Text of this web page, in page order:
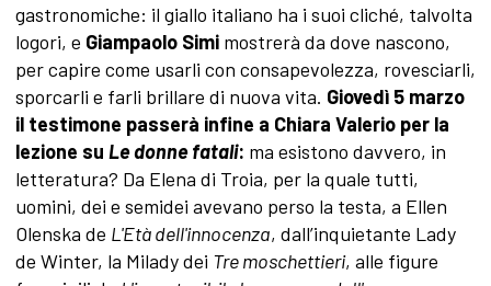
gastronomiche: il giallo italiano ha i suoi cliché, talvolta
logori, e Giampaolo Simimostrerà da dove nascono,
per capire come usarli con consapevolezza, rovesciarli,
sporcarli e farli brillare di nuova vita. Giovedì 5 marzo
il testimone passerà infine a Chiara Valerio per la
lezione su Le donne fatali: ma esistono davvero, in
letteratura? Da Elena di Troia, per la quale tutti,
uomini, dei e semidei avevano perso la testa, a Ellen
Olenska de L'Età dell'innocenza, dall’inquietante Lady
de Winter, la Milady dei Tre moschettieri, alle figure